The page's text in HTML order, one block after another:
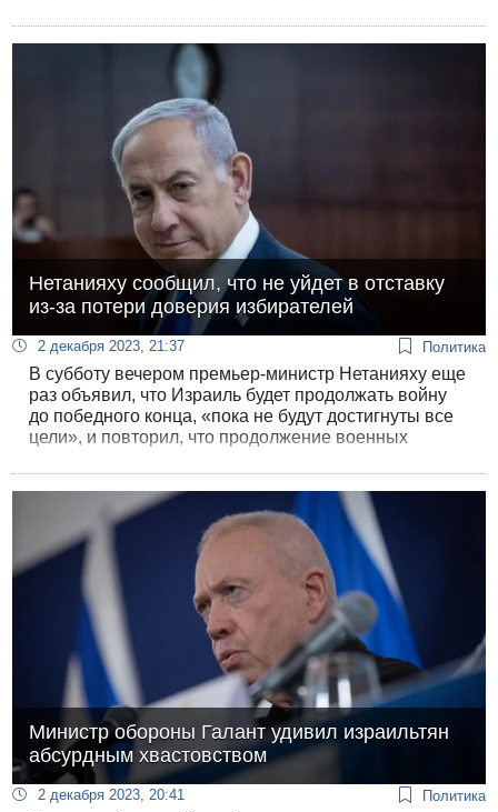
Модиине. ЦАХАЛ сообщил об успешном перехвате,
как минимум, пяти ракет.
Нетанияху сообщил, что не уйдет в отставку
из-за потери доверия избирателей
2 декабря 2023, 21:37 Политика
В субботу вечером премьер-министр Нетанияху еще
раз объявил, что Израиль будет продолжать войну
до победного конца, «пока не будут достигнуты все
цели», и повторил, что продолжение военных
заложников. После декларации он ответил на
вопросы журналистов и, в частности, сообщил, что
уходить в отставку не собирается.
Министр обороны Галант удивил израильтян
абсурдным хвастовством
2 декабря 2023, 20:41 Политика